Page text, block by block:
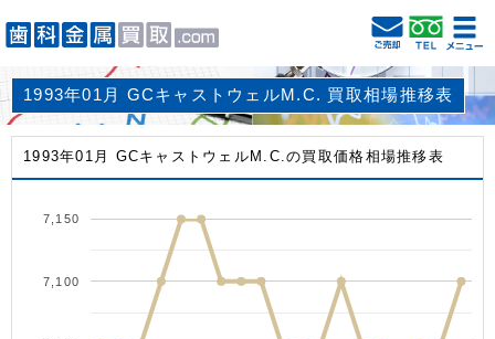
1993年01月 GCキャストウェルM.C. 買取相場推移表
1993年01月 GCキャストウェルM.C.の買取価格相場推移表
7,100
7,150